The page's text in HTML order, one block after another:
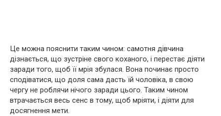
Це можна пояснити таким чином: самотня дівчина
дізнається, що зустріне свого коханого, і перестає діяти
заради того, щоб її мрія збулася. Вона починає просто
сподіватися, що доля сама дасть їй чоловіка, в свою
чергу не роблячи нічого заради цього. Таким чином
втрачається весь сенс в тому, щоб мріяти, і діяти для
досягнення мети.